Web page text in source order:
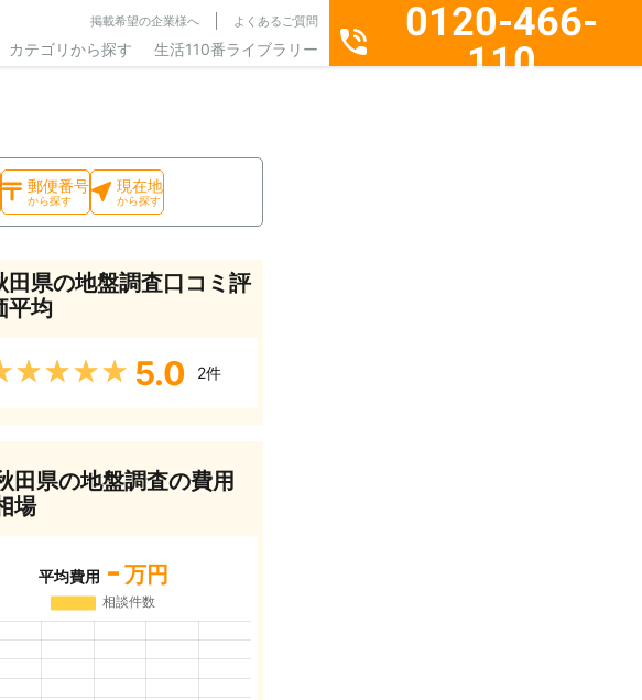
掲載希望の企業様へ よくあるご質問
カテゴリから探す 生活110番ライブラリー
0120-466-
110
郵便番号
から探す
現在地
から探す
田県の地盤調査口コミ評
平均
5.0 2件
田県の地盤調査の費用
場
平均費用 - 万円